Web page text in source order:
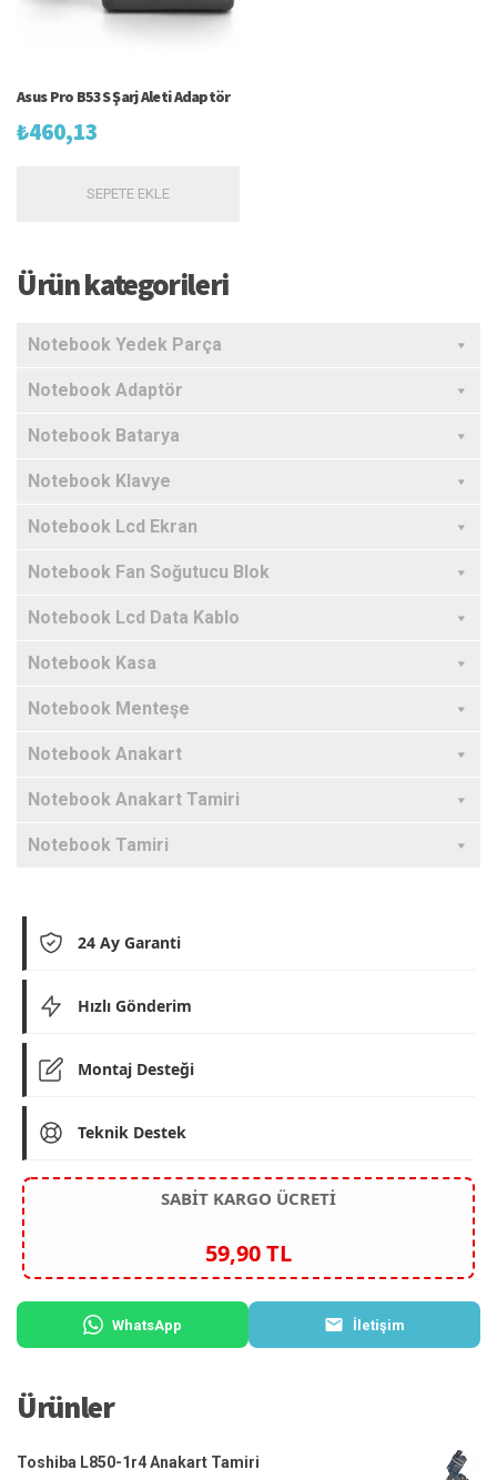
Asus Pro B53S Şarj Aleti Adaptör
₺460,13
SEPETE EKLE
Ürün kategorileri
Notebook Yedek Parça
Notebook Adaptör
Notebook Batarya
Notebook Klavye
Notebook Lcd Ekran
Notebook Fan Soğutucu Blok
Notebook Lcd Data Kablo
Notebook Kasa
Notebook Menteşe
Notebook Anakart
Notebook Anakart Tamiri
Notebook Tamiri
24 Ay Garanti
Hızlı Gönderim
Montaj Desteği
Teknik Destek
SABİT KARGO ÜCRETİ
59,90 TL
WhatsApp İletişim
Ürünler
Toshiba L850-1r4 Anakart Tamiri